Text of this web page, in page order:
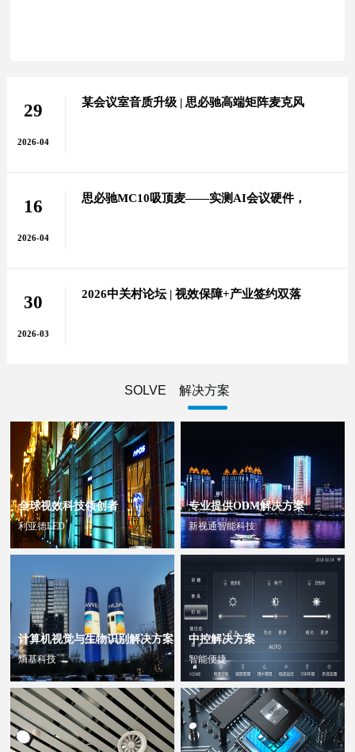
29
2026-04
某会议室音质升级 | 思必驰高端矩阵麦克风
16
2026-04
思必驰MC10吸顶麦——实测AI会议硬件，
30
2026-03
2026中关村论坛 | 视效保障+产业签约双落
SOLVE 解决方案
全球视效科技领创者
利亚德LED
查看更多 >>
专业提供ODM解决方案
新视通智能科技
查看更多 >>
计算机视觉与生物识别解决方案
熵基科技
查看更多 >>
中控解决方案
智能便捷
查看更多 >>